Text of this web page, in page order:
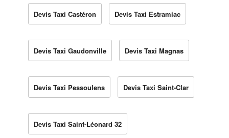
Devis Taxi Castéron Devis Taxi Estramiac
Devis Taxi Gaudonville Devis Taxi Magnas
Devis Taxi Pessoulens Devis Taxi Saint-Clar
Devis Taxi Saint-Léonard 32